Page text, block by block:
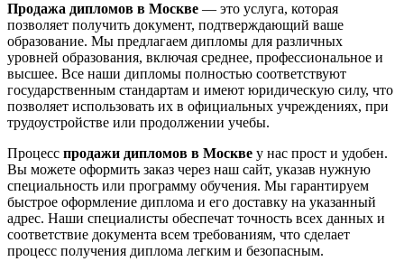
Продажа дипломов в Москве — это услуга, которая
позволяет получить документ, подтверждающий ваше
образование. Мы предлагаем дипломы для различных
уровней образования, включая среднее, профессиональное и
высшее. Все наши дипломы полностью соответствуют
государственным стандартам и имеют юридическую силу, что
позволяет использовать их в официальных учреждениях, при
трудоустройстве или продолжении учебы.
Процесс продажи дипломов в Москве у нас прост и удобен.
Вы можете оформить заказ через наш сайт, указав нужную
специальность или программу обучения. Мы гарантируем
быстрое оформление диплома и его доставку на указанный
адрес. Наши специалисты обеспечат точность всех данных и
соответствие документа всем требованиям, что сделает
процесс получения диплома легким и безопасным.